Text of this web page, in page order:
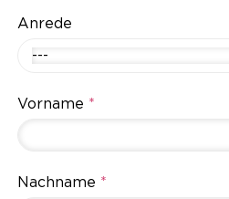
Anrede
---
Vorname *
Nachname *